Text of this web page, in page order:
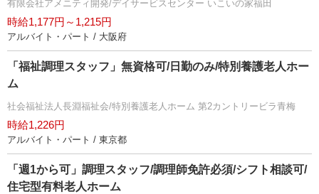
有限会社アメニティ開発/デイサービスセンター いこいの家福田
時給1,177円～1,215円
アルバイト・パート / 大阪府
「福祉調理スタッフ」無資格可/日勤のみ/特別養護老人ホー
ム
社会福祉法人長淵福祉会/特別養護老人ホーム 第2カントリービラ青梅
時給1,226円
アルバイト・パート / 東京都
「週1から可」調理スタッフ/調理師免許必須/シフト相談可/
住宅型有料老人ホーム